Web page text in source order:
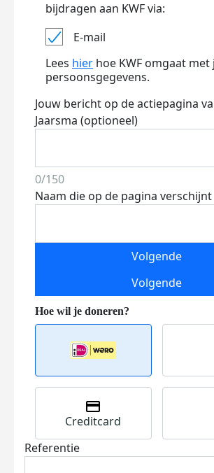
bijdragen aan KWF via:
E-mail
Lees hier hoe KWF omgaat met
persoonsgegevens.
Jouw bericht op de actiepagina
Jaarsma (optioneel)
0/150
Naam die op de pagina verschijnt
Volgende
Volgende
Creditcard
Referentie